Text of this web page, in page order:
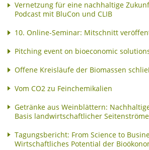
Vernetzung für eine nachhaltige
Podcast mit BluCon und CLIB
10. Online-Seminar: Mitschnitt
Pitching event on bioeconomic
Offene Kreisläufe der Biomassen
Vom CO2 zu Feinchemikalien
Getränke aus Weinblättern:
Basis landwirtschaftlicher Seitenströme
Tagungsbericht: From Science to
Wirtschaftliches Potential der